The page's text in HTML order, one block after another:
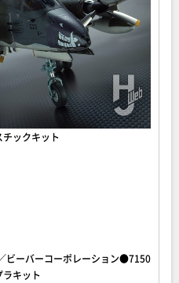
ックキット
ビーバーコーポレーション●7150
キット